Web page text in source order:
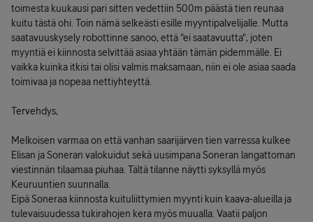
toimesta kuukausi pari sitten vedettiin 500m päästä tien reunaa
kuitu tästä ohi. Toin nämä selkeästi esille myyntipalvelijalle. Mutta
saatavuuskysely robottinne sanoo, että "ei saatavuutta", joten
myyntiä ei kiinnosta selvittää asiaa yhtään tämän pidemmälle. Ei
vaikka kuinka itkisi tai olisi valmis maksamaan, niin ei ole asiaa saada
toimivaa ja nopeaa nettiyhteyttä.
Tervehdys,
Melkoisen varmaa on että vanhan saarijärven tien varressa kulkee
Elisan ja Soneran valokuidut sekä uusimpana Soneran langattoman
viestinnän tilaamaa piuhaa. Tältä tilanne näytti syksyllä myös
Keuruuntien suunnalla.
Eipä Soneraa kiinnosta kuituliittymien myynti kuin kaava-alueilla ja
tulevaisuudessa tukirahojen kera myös muualla. Vaatii paljon